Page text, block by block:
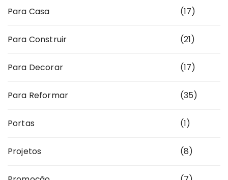
Para Casa (17)
Para Construir (21)
Para Decorar (17)
Para Reformar (35)
Portas (1)
Projetos (8)